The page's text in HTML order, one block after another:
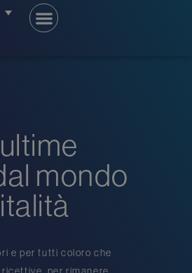
mondo
e per tutti coloro che